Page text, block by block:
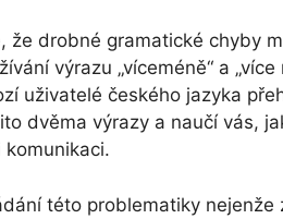
že drobné gramatické chyby
výrazu „víceméně“ a
uživatelé českého jazyka
dvěma výrazy a naučí vás,
komunikaci.
této problematiky nejenže